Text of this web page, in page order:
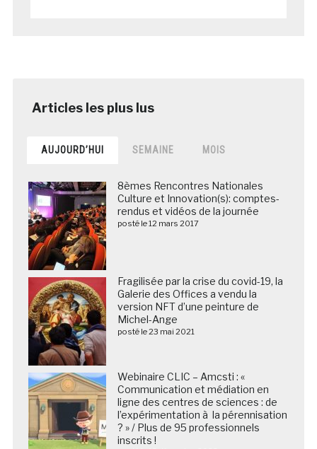
AUJOURD’HUI SEMAINE MOIS
8èmes Rencontres Nationales
Culture et Innovation(s): comptes-
rendus et vidéos de la journée
posté le 12 mars 2017
Fragilisée par la crise du covid-19, la
Galerie des Offices a vendu la
version NFT d’une peinture de
Michel-Ange
posté le 23 mai 2021
Webinaire CLIC – Amcsti : «
Communication et médiation en
ligne des centres de sciences : de
l’expérimentation à la pérennisation
? » / Plus de 95 professionnels
inscrits !